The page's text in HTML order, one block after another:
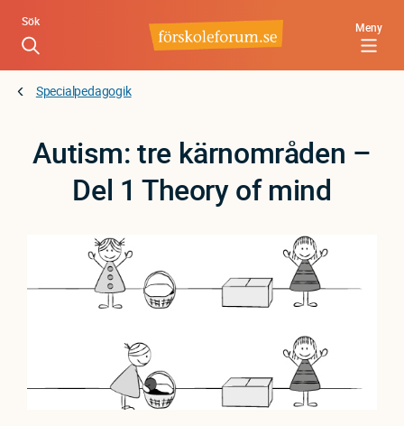
Hoppa
huvudinnehåll
Meny
Sök
Specialpedagogik
Autism: tre kärnområden –
Del 1 Theory of mind